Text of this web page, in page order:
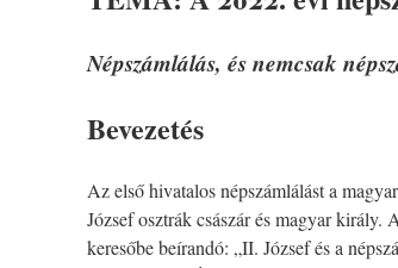
Népszámlálás, és nemcsak
Bevezetés
Az első hivatalos népszámlálást a
József osztrák császár és magyar király.
keresőbe beírandó: „II. József és a